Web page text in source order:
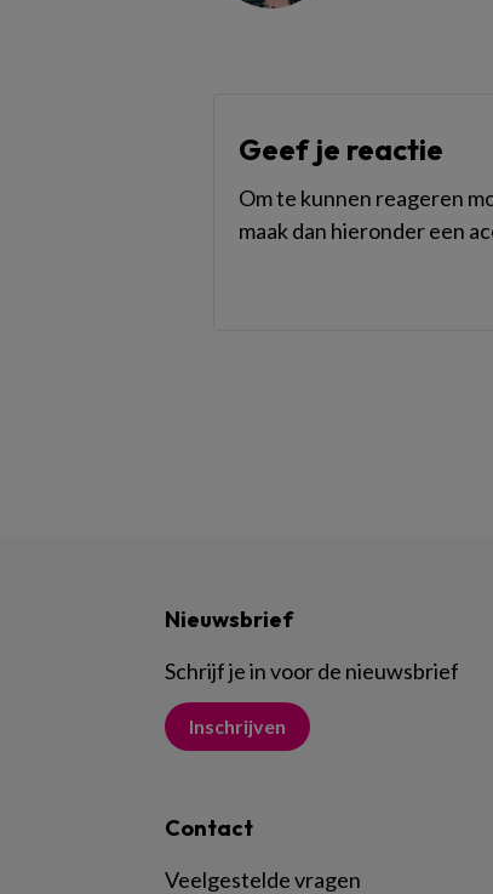
Geef je reactie
Om te kunnen reageren
maak dan hieronder een
Nieuwsbrief
Schrijf je in voor de nieuwsbrief
Inschrijven
Contact
Veelgestelde vragen